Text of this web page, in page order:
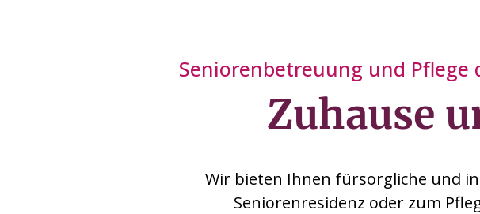
Seniorenbetreuung und Pflege
Zuhause
Wir bieten Ihnen fürsorgliche und
Seniorenresidenz oder zum